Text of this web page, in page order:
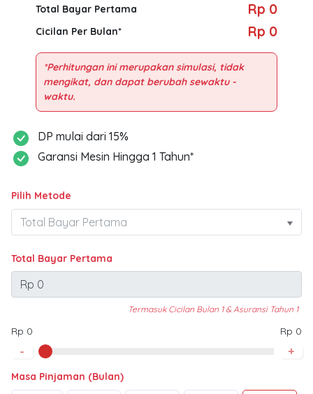
Total Bayar Pertama Rp 0
Cicilan Per Bulan* Rp 0
*Perhitungan ini merupakan simulasi, tidak
mengikat, dan dapat berubah sewaktu -
DP mulai dari 15%
Garansi Mesin Hingga 1 Tahun*
Pilih Metode
Total Bayar Pertama
Termasuk Cicilan Bulan 1 & Asuransi Tahun 1
Rp 0 Rp 0
- +
Masa Pinjaman (Bulan)